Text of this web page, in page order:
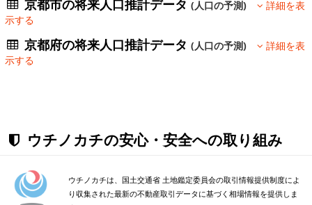
京都市の将来人口推計データ(人口の予測)
詳細を表
示する
京都府の将来人口推計データ(人口の予測)
詳細を表
示する
ウチノカチの安心・安全への取り組み
ウチノカチは、国土交通省 土地鑑定委員会の取引情報提供制度によ
り収集された最新の不動産取引データに基づく相場情報を提供しま